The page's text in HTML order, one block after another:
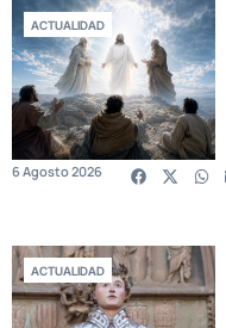
ACTUALIDAD
6 Agosto 2026
ACTUALIDAD